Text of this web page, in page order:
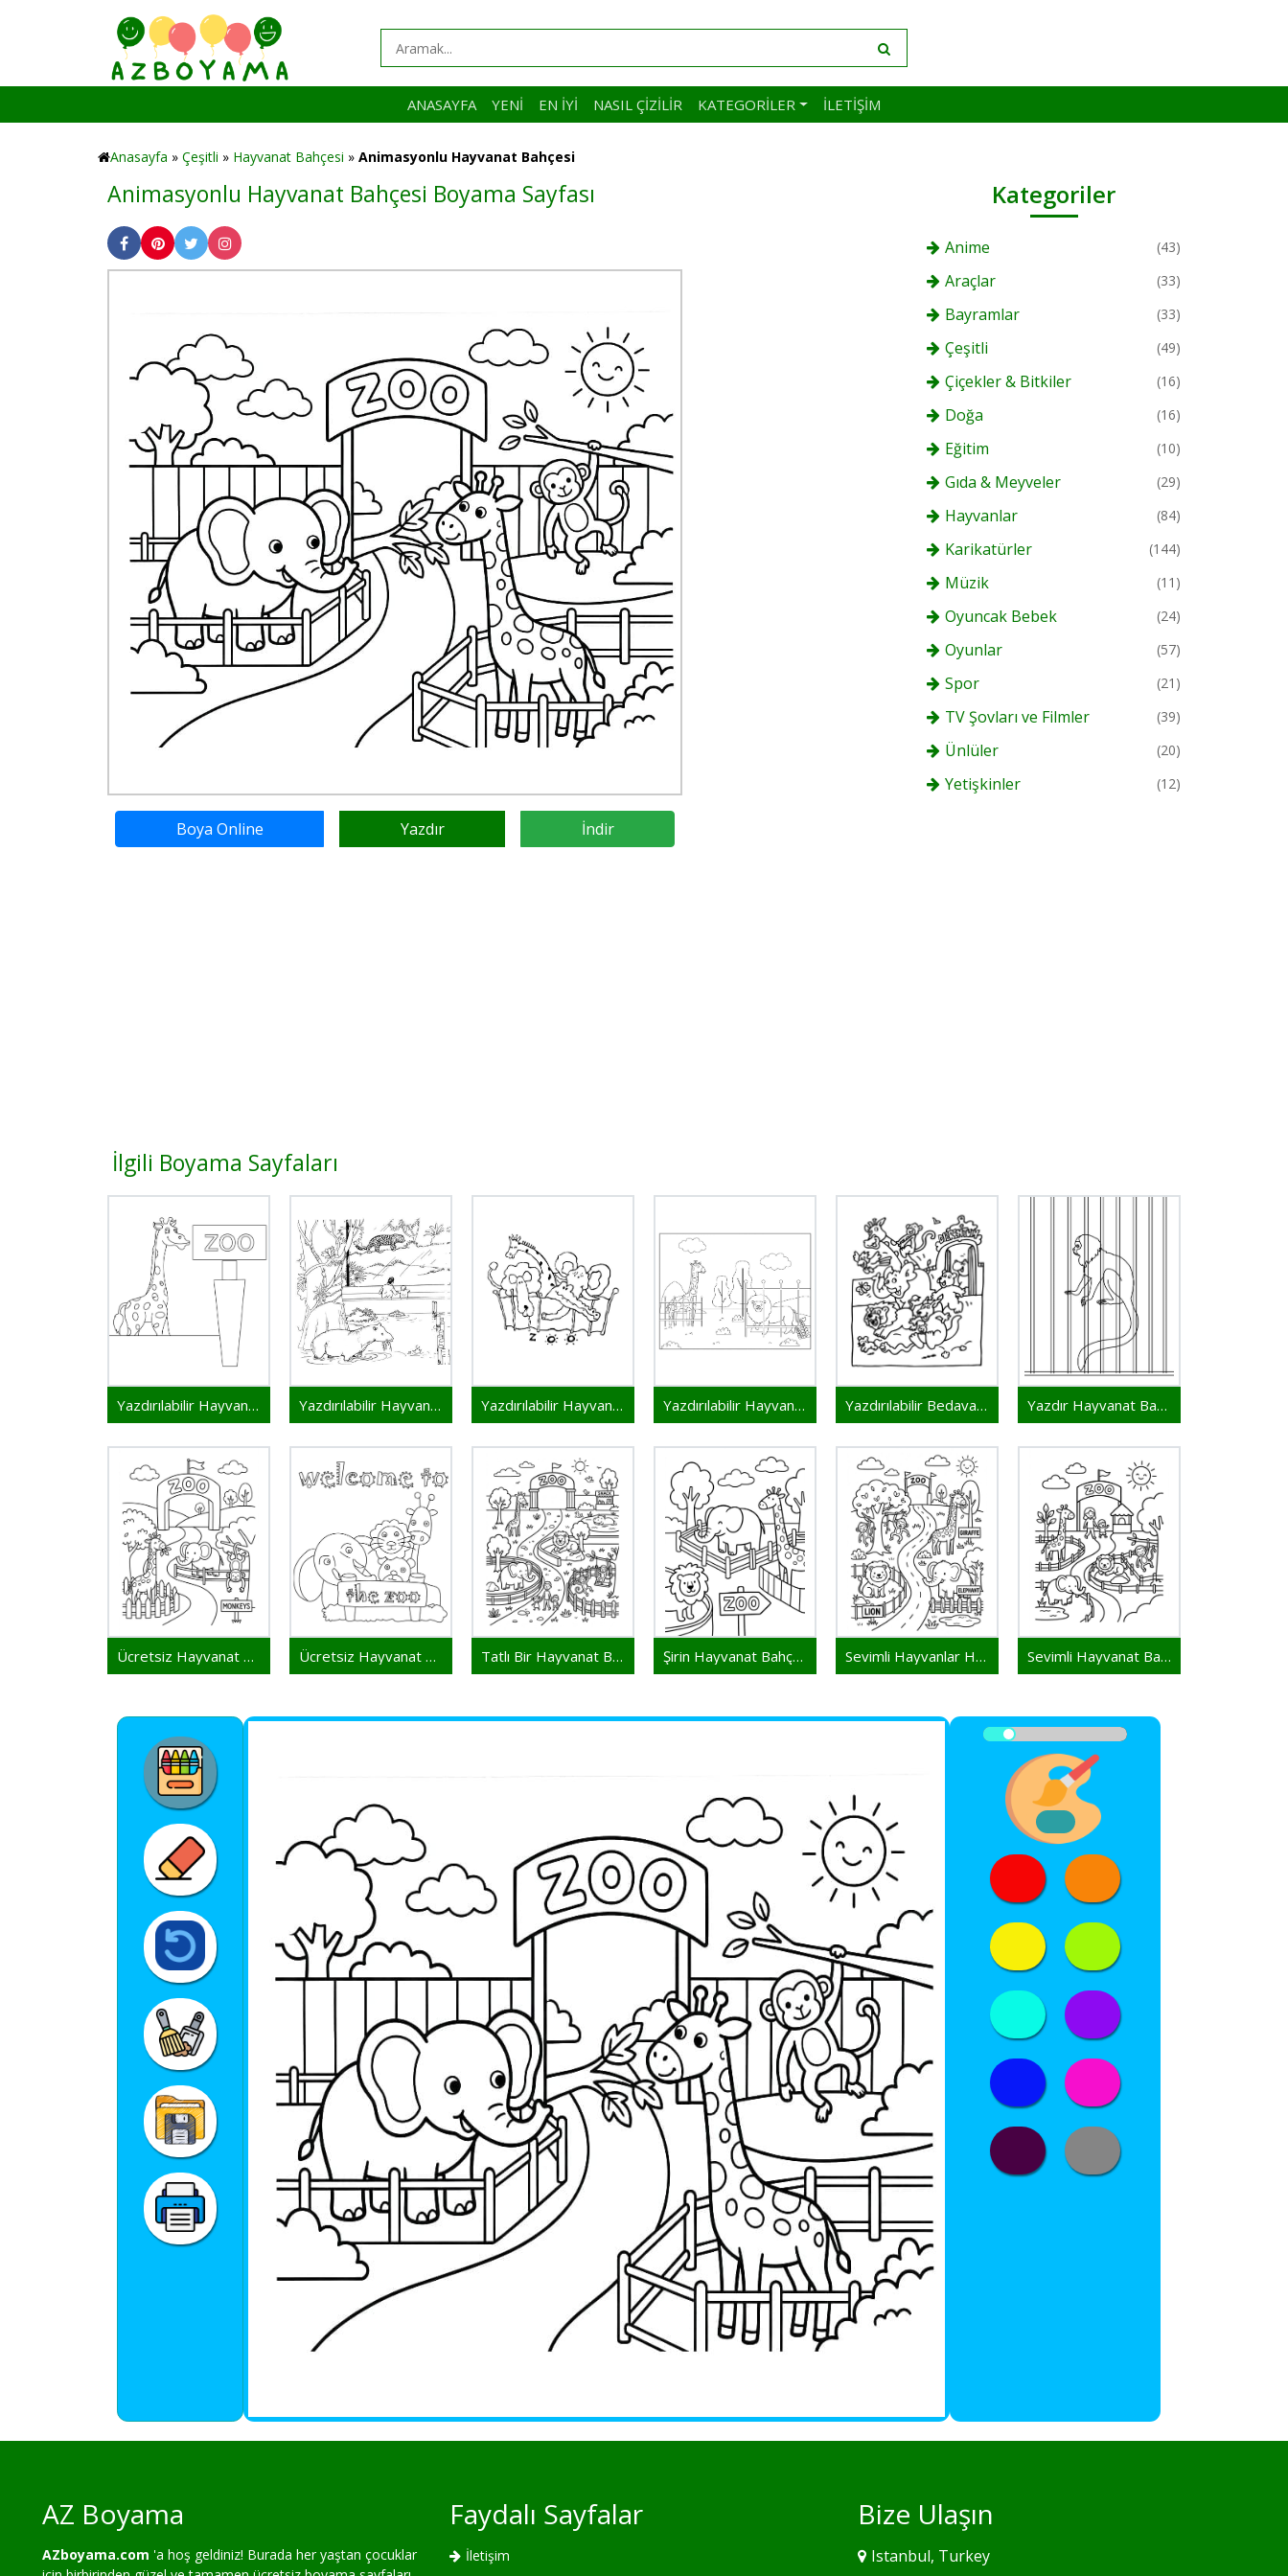
ANASAYFA YENI EN İYI NASIL ÇIZILIR KATEGORILER İLETIŞIM
Anasayfa » Çeşitli » Hayvanat Bahçesi » Animasyonlu Hayvanat Bahçesi
Animasyonlu Hayvanat Bahçesi Boyama Sayfası
Boya Online Yazdır İndir
Kategoriler
Anime (43)
Araçlar (33)
Bayramlar (33)
Çeşitli (49)
Çiçekler & Bitkiler (16)
Doğa (16)
Eğitim (10)
Gıda & Meyveler (29)
Hayvanlar (84)
Karikatürler (144)
Müzik (11)
Oyuncak Bebek (24)
Oyunlar (57)
Spor (21)
TV Şovları ve Filmler (39)
Ünlüler (20)
Yetişkinler (12)
İlgili Boyama Sayfaları
Yazdırılabilir Hayvanat Bahçesi Yazdırılabilir Hayvanat Bahçesi Resim Yazdırılabilir Hayvanat Bahçesi Çocuklar İçin Yazdırılabilir Hayvanat Bahçesi Bedava Yazdırılabilir Bedava Hayvanat Bahçesi Yazdır Hayvanat Bahçesi
Ücretsiz Hayvanat Bahçesi Ücretsiz Hayvanat Bahçesi Yazdırılabilir Tatlı Bir Hayvanat Bahçesi Şirin Hayvanat Bahçesi Sevimli Hayvanlar Hayvanat Bahçesinde Sevimli Hayvanat Bahçesi
AZ Boyama
AZboyama.com 'a hoş geldiniz! Burada her yaştan çocuklar
Faydalı Sayfalar
İletişim
Bize Ulaşın
Istanbul, Turkey